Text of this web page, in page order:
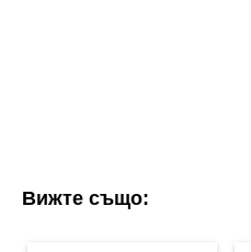
Вижте също: